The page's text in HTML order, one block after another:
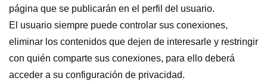
página que se publicarán en el perfil del usuario.
El usuario siempre puede controlar sus conexiones,
eliminar los contenidos que dejen de interesarle y restringir
con quién comparte sus conexiones, para ello deberá
acceder a su configuración de privacidad.